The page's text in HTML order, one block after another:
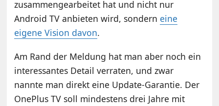
zusammengearbeitet hat und nicht nur
Android TV anbieten wird, sondern eine
eigene Vision davon.
Am Rand der Meldung hat man aber noch ein
interessantes Detail verraten, und zwar
nannte man direkt eine Update-Garantie. Der
OnePlus TV soll mindestens drei Jahre mit